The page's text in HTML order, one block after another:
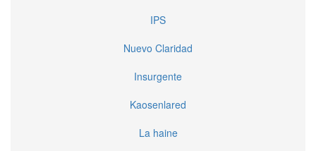
IPS
Nuevo Claridad
Insurgente
Kaosenlared
La haine